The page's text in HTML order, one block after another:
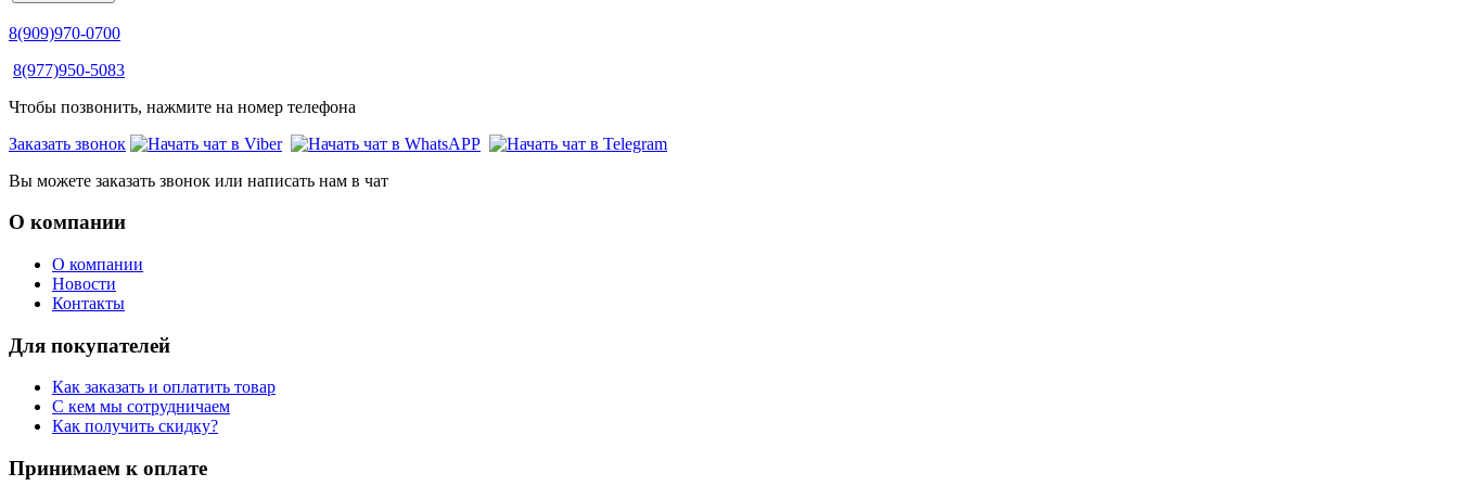
8(909)970-0700
8(977)950-5083
Чтобы позвонить, нажмите на номер телефона
Заказать звонок
Вы можете заказать звонок или написать нам в чат
О компании
О компании
Новости
Контакты
Для покупателей
Как заказать и оплатить товар
С кем мы сотрудничаем
Как получить скидку?
Принимаем к оплате